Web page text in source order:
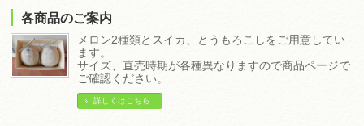
各商品のご案内
メロン2種類とスイカ、とうもろこしをご用意してい
ます。
サイズ、直売時期が各種異なりますので商品ページで
ご確認ください。
詳しくはこちら